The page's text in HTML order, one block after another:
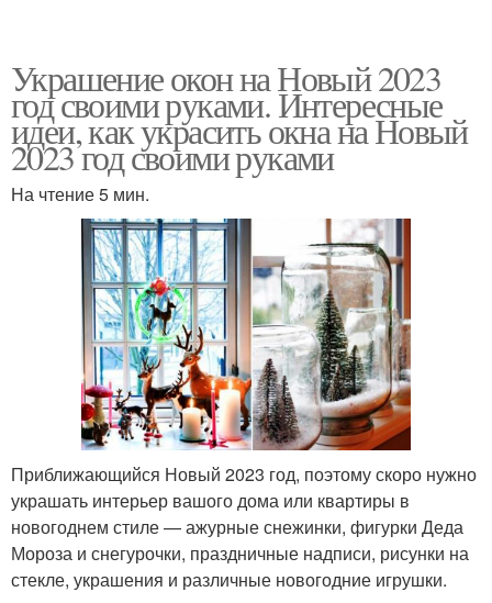
Украшение окон на Новый 2023
год своими руками. Интересные
идеи, как украсить окна на Новый
2023 год своими руками
На чтение 5 мин.
Приближающийся Новый 2023 год, поэтому скоро нужно
украшать интерьер вашого дома или квартиры в
новогоднем стиле — ажурные снежинки, фигурки Деда
Мороза и снегурочки, праздничные надписи, рисунки на
стекле, украшения и различные новогодние игрушки.